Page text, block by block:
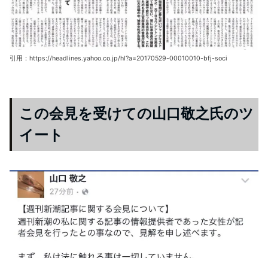
引用：https://headlines.yahoo.co.jp/hl?a=20170529-00010010-bfj-soci
この会見を受けての山口敬之氏のツ
イート